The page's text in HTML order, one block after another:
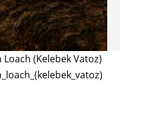
(Kelebek Vatoz)